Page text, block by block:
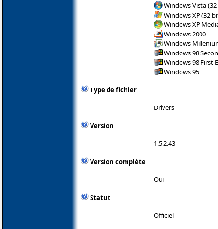
Windows Vista
Windows XP (32
Windows XP
Windows 2000
Windows
Windows 98
Windows 98 First
Windows 95
Type de fichier
Drivers
Version
1.5.2.43
Version complète
Oui
Statut
Officiel